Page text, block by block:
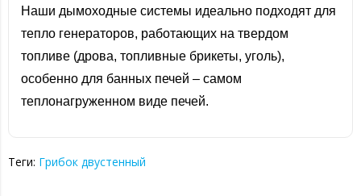
Наши дымоходные системы идеально подходят для
тепло генераторов, работающих на твердом
топливе (дрова, топливные брикеты, уголь),
особенно для банных печей – самом
теплонагруженном виде печей.
Теги: Грибок двустенный